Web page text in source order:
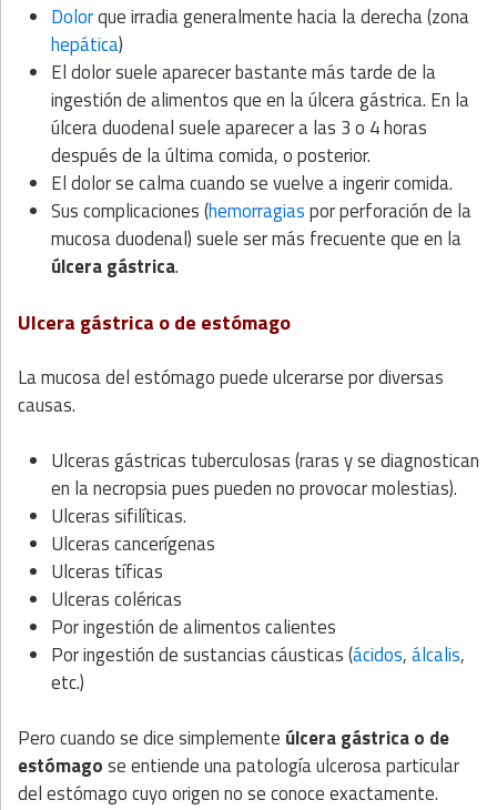
Dolorque irradia generalmente hacia la derecha (zona
hepática)
El dolor suele aparecer bastante más tarde de la
ingestión de alimentos que en la úlcera gástrica. En la
úlcera duodenal suele aparecer a las 3 o 4 horas
después de la última comida, o posterior.
El dolor se calma cuando se vuelve a ingerir comida.
Sus complicaciones (hemorragiaspor perforación de la
mucosa duodenal) suele ser más frecuente que en la
úlcera gástrica.
Ulcera gástrica o de estómago
La mucosa del estómago puede ulcerarse por diversas
causas.
Ulceras gástricas tuberculosas (raras y se diagnostican
en la necropsia pues pueden no provocar molestias).
Ulceras sifilíticas.
Ulceras cancerígenas
Ulceras tíficas
Ulceras coléricas
Por ingestión de alimentos calientes
Por ingestión de sustancias cáusticas (ácidos,álcalis,
etc.)
Pero cuando se dice simplemente úlcera gástrica o de
estómagose entiende una patología ulcerosa particular
del estómago cuyo origen no se conoce exactamente.